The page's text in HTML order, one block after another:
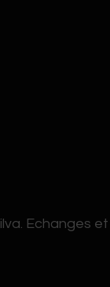
Echanges